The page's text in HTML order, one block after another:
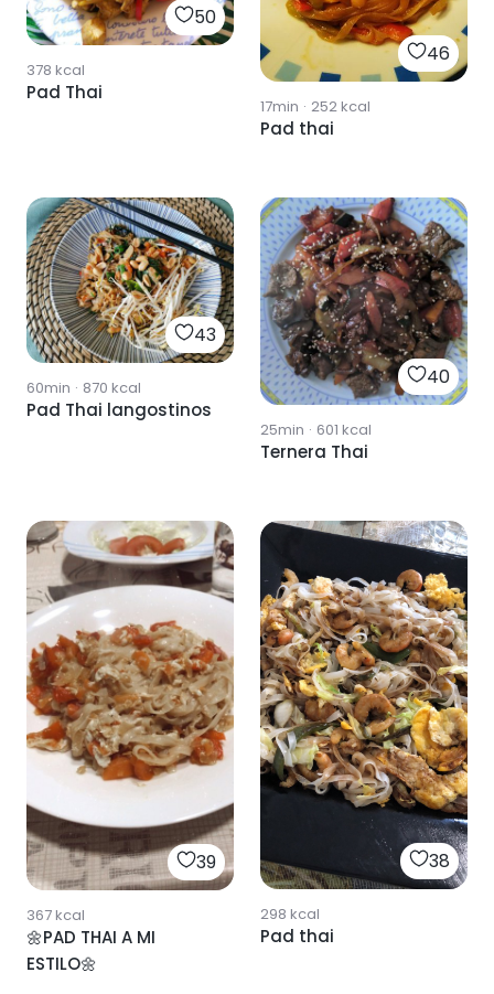
50
378 kcal
Pad Thai
46
17min · 252kcal
Pad thai
43
60min · 870 kcal
Pad Thai langostinos
40
25min · 601 kcal
Ternera Thai
39
367kcal
🌼PAD THAI A MI
ESTILO🌼
38
298 kcal
Pad thai